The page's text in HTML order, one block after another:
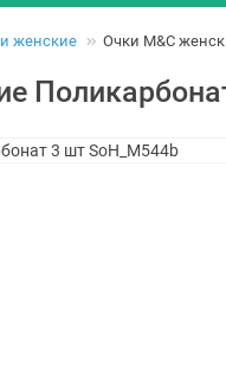
женские Очки M&C